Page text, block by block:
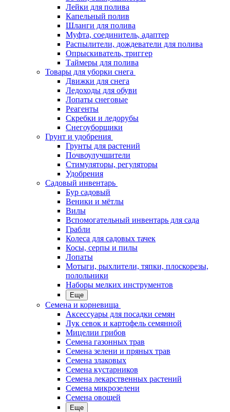
Лейки для полива
Капельный полив
Шланги для полива
Муфта, соединитель, адаптер
Распылители, дождеватели для полива
Опрыскиватель, триггер
Таймеры для полива
Товары для уборки снега
Движки для снега
Ледоходы для обуви
Лопаты снеговые
Реагенты
Скребки и ледорубы
Снегоуборщики
Грунт и удобрения
Грунты для растений
Почвоулучшители
Стимуляторы, регуляторы
Удобрения
Садовый инвентарь
Бур садовый
Веники и мётлы
Вилы
Вспомогательный инвентарь для сада
Грабли
Колеса для садовых тачек
Косы, серпы и пилы
Лопаты
Мотыги, рыхлители, тяпки, плоскорезы,
полольники
Наборы мелких инструментов
Еще
Семена и корневища
Аксессуары для посадки семян
Лук севок и картофель семянной
Мицелии грибов
Семена газонных трав
Семена зелени и пряных трав
Семена злаковых
Семена кустарников
Семена лекарственных растений
Семена микрозелени
Семена овощей
Еще